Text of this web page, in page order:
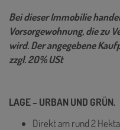
Bei dieser Immobilie
Vorsorgewohnung, die zu
wird. Der angegebene
zzgl. 20% USt
LAGE – URBAN UND GRÜN.
Direkt am rund 2